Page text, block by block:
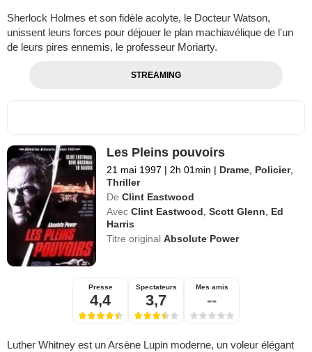
Sherlock Holmes et son fidèle acolyte, le Docteur Watson,
unissent leurs forces pour déjouer le plan machiavélique de l'un
de leurs pires ennemis, le professeur Moriarty.
STREAMING
Les Pleins pouvoirs
21 mai 1997 | 2h 01min | Drame Policier,
Thriller
De Clint Eastwood
Avec Clint Eastwood ,Scott Glenn
Ed
Harris
Titre originalAbsolute Power
Presse
4,4
Spectateurs
3,7
Mes amis
--
Luther Whitney est un Arsène Lupin moderne, un voleur élégant